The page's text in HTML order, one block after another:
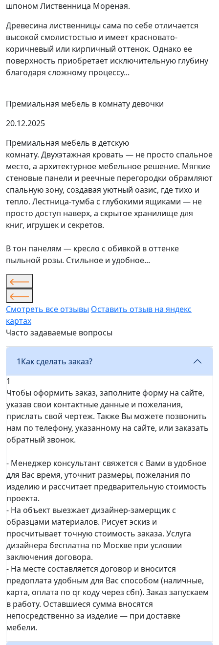
шпоном Лиственница Мореная.
Древесина лиственницы сама по себе отличается
высокой смолистостью и имеет красновато-
коричневый или кирпичный оттенок. Однако ее
поверхность приобретает исключительную глубину
благодаря сложному процессу...
Премиальная мебель в комнату девочки
20.12.2025
Премиальная мебель в детскую
комнату. Двухэтажная кровать — не просто спальное
место, а архитектурное мебельное решение. Мягкие
стеновые панели и реечные перегородки обрамляют
спальную зону, создавая уютный оазис, где тихо и
тепло. Лестница-тумба с глубокими ящиками — не
просто доступ наверх, а скрытое хранилище для
книг, игрушек и секретов.
В тон панелям — кресло с обивкой в оттенке
пыльной розы. Стильное и удобное...
Смотреть все отзывы Оставить отзыв на яндекс
картах
Часто задаваемые вопросы
1Как сделать заказ?
1
Чтобы оформить заказ, заполните форму на сайте,
указав свои контактные данные и пожелания,
прислать свой чертеж. Также Вы можете позвонить
нам по телефону, указанному на сайте, или заказать
обратный звонок.
- Менеджер консультант свяжется с Вами в удобное
для Вас время, уточнит размеры, пожелания по
изделию и рассчитает предварительную стоимость
проекта.
- На объект выезжает дизайнер-замерщик с
образцами материалов. Рисует эскиз и
просчитывает точную стоимость заказа. Услуга
дизайнера бесплатна по Москве при условии
заключения договора.
- На месте составляется договор и вносится
предоплата удобным для Вас способом (наличные,
карта, оплата по qr коду через сбп). Заказ запускаем
в работу. Оставшиеся сумма вносятся
непосредственно за изделие — при доставке
мебели.